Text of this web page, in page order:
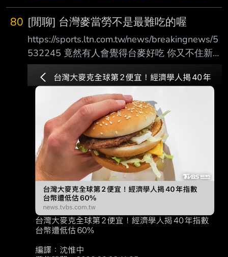
48(40) 嚴宏鈞 47(47) 陳統恩 32(32) 陳世嘉
-17(87) ---- Sent from BePTT on my iPhone
17 Pro --
80 [閒聊] 台灣麥當勞不是最難吃的喔
https://sports.ltn.com.tw/news/breakingnews/5
532245 竟然有人會覺得台麥好吃 你又不住新竹
桃園XD --